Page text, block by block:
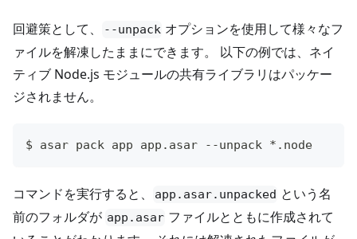
回避策として、 --unpack オプションを使用して様々なフ
ァイルを解凍したままにできます。 以下の例では、ネイ
ティブ Node.js モジュールの共有ライブラリはパッケー
ジされません。
$ asar pack app app.asar --unpack *.node
コマンドを実行すると、 app.asar.unpacked という名
前のフォルダが app.asar ファイルとともに作成されて